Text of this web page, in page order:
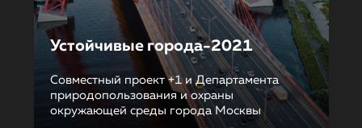
Устойчивые города-2021
Совместный проект +1 и Департамента
природопользования и охраны
окружающей среды города Москвы